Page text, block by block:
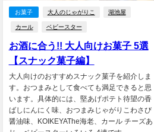
お菓子 大人のじゃがりこ 湖池屋
カール ベビースター
お酒に合う!! 大人向けお菓子 5選
【スナック菓子編】
大人向けのおすすめスナック菓子を紹介しま
す。おつまみとして食べても満足できると思
います。具体的には、堅あげポテト待望の香
ばしにんにく味、おつまみじゃがりこわさび
醤油味、KOIKEYAThe海老、カール チーズあ